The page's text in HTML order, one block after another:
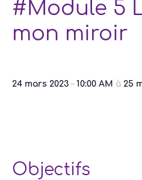
#Module 5
mon miroir
24 mars 2023– 10:00 AM à 25
Objectifs